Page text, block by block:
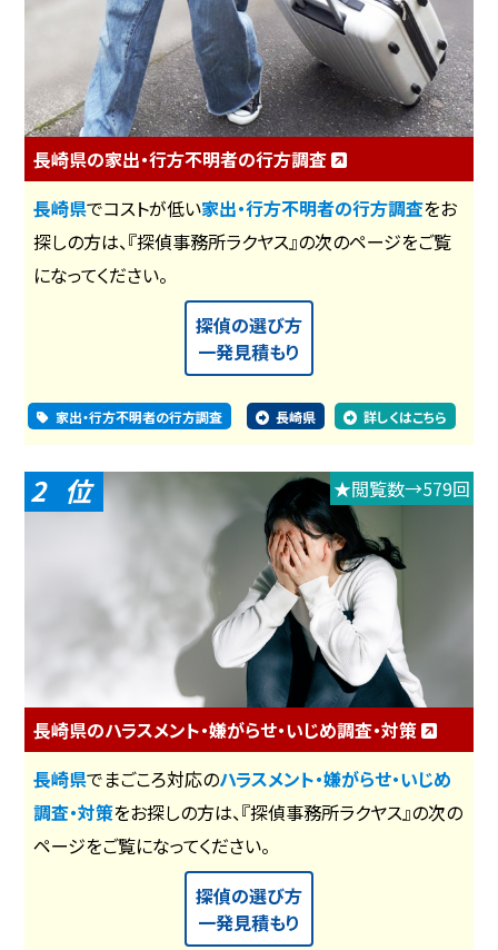
長崎県の家出・行方不明者の行方調査
長崎県でコストが低い家出・行方不明者の行方調査をお
探しの方は、『探偵事務所ラクヤス』の次のページをご覧
になってください。
探偵の選び方
一発見積もり
家出・行方不明者の行方調査 長崎県 詳しくはこちら
2 ★閲覧数→579回
長崎県のハラスメント・嫌がらせ・いじめ調査・対策
長崎県でまごころ対応のハラスメント・嫌がらせ・いじめ
調査・対策をお探しの方は、『探偵事務所ラクヤス』の次の
ページをご覧になってください。
探偵の選び方
一発見積もり